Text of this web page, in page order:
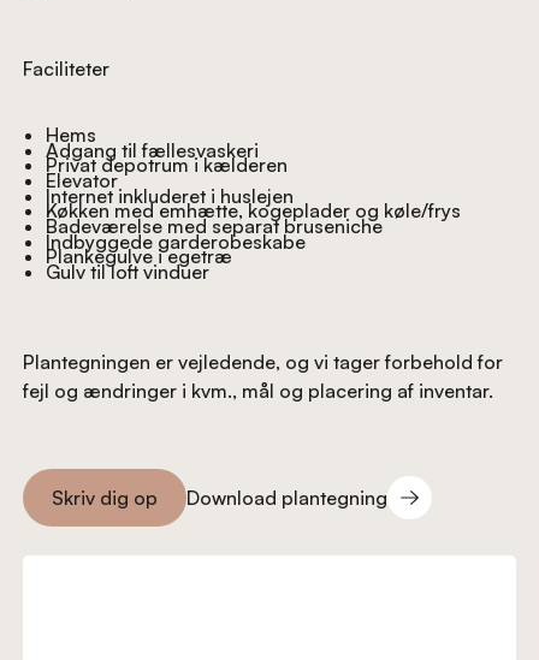
Faciliteter
Hems
Adgang til fællesvaskeri
Privat depotrum i kælderen
Elevator
Internet inkluderet i huslejen
Køkken med emhætte, kogeplader og køle/frys
Badeværelse med separat bruseniche
Indbyggede garderobeskabe
Plankegulve i egetræ
Gulv til loft vinduer
Plantegningen er vejledende, og vi tager forbehold for
fejl og ændringer i kvm., mål og placering af inventar.
Skriv dig op
Skriv dig op
Download plantegning
Download plantegning